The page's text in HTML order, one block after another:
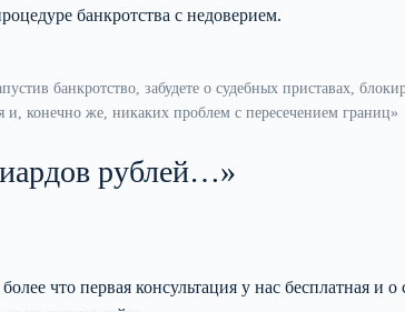
банкротства с недоверием.
банкротство, забудете о судебных приставах,
и, конечно же, никаких проблем с пересечением границ»
рублей…»
что первая консультация у нас бесплатная и о